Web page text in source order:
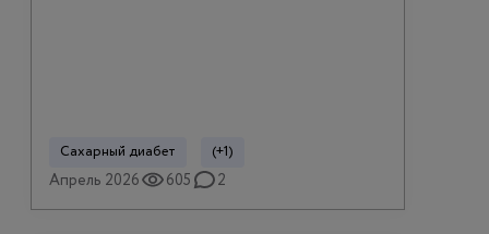
Сахарный диабет (+1)
Апрель 2026 605 2